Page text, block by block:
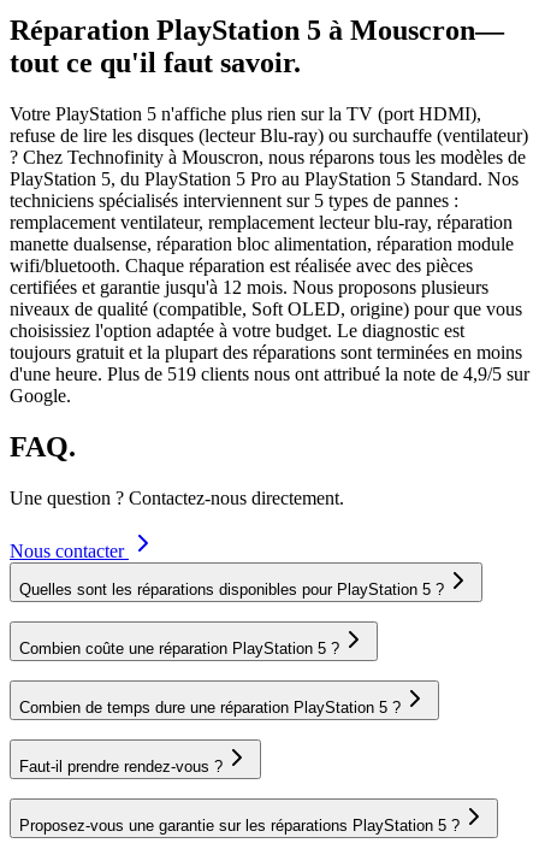
Réparation PlayStation 5 à Mouscron—
tout ce qu'il faut savoir.
Votre PlayStation 5 n'affiche plus rien sur la TV (port HDMI),
refuse de lire les disques (lecteur Blu-ray) ou surchauffe (ventilateur)
? Chez Technofinity à Mouscron, nous réparons tous les modèles de
PlayStation 5, du PlayStation 5 Pro au PlayStation 5 Standard. Nos
techniciens spécialisés interviennent sur 5 types de pannes :
remplacement ventilateur, remplacement lecteur blu-ray, réparation
manette dualsense, réparation bloc alimentation, réparation module
wifi/bluetooth. Chaque réparation est réalisée avec des pièces
certifiées et garantie jusqu'à 12 mois. Nous proposons plusieurs
niveaux de qualité (compatible, Soft OLED, origine) pour que vous
choisissiez l'option adaptée à votre budget. Le diagnostic est
toujours gratuit et la plupart des réparations sont terminées en moins
d'une heure. Plus de 519 clients nous ont attribué la note de 4,9/5 sur
Google.
FAQ.
Une question ? Contactez-nous directement.
Nous contacter
Quelles sont les réparations disponibles pour PlayStation 5 ?
Combien coûte une réparation PlayStation 5 ?
Combien de temps dure une réparation PlayStation 5 ?
Faut-il prendre rendez-vous ?
Proposez-vous une garantie sur les réparations PlayStation 5 ?